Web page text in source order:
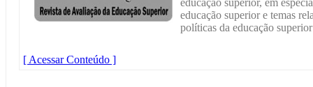
educação superior e temas
políticas da educação
[ Acessar Conteúdo ]